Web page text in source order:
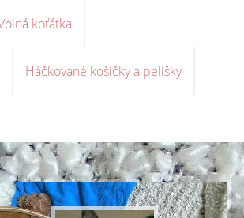
koťátka
Háčkované košíčky a pelíšky